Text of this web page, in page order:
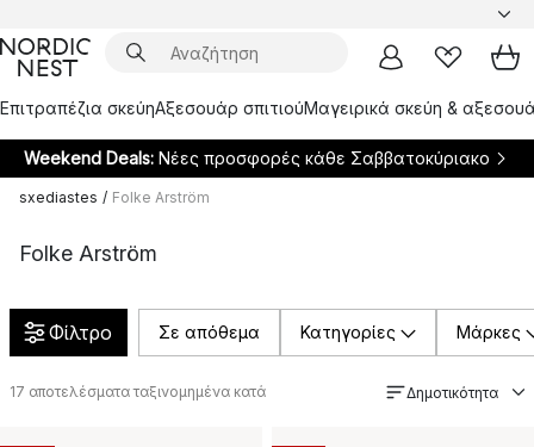
Επιτραπέζια σκεύηΑξεσουάρ σπιτιούΜαγειρικά σκεύη &
Weekend Deals: Νέες προσφορές κάθε Σαββατοκύριακο
sxediastes / Folke Arström
Folke Arström
Φίλτρο Σε απόθεμα Κατηγορίες Μάρκες
17 αποτελέσματα ταξινομημένα κατά Δημοτικότητα